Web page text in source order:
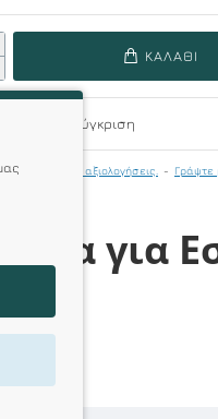
Σύμφωνα με 0 αξιολογήσεις. - Γράψτε
ΚΑΛΆΘΙ
Σύγκριση
για